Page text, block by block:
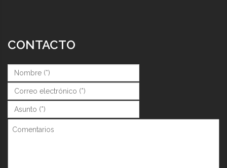
CONTACTO
Nombre (*)*
Correo (*)*
Asunto (*)*
Comentarios